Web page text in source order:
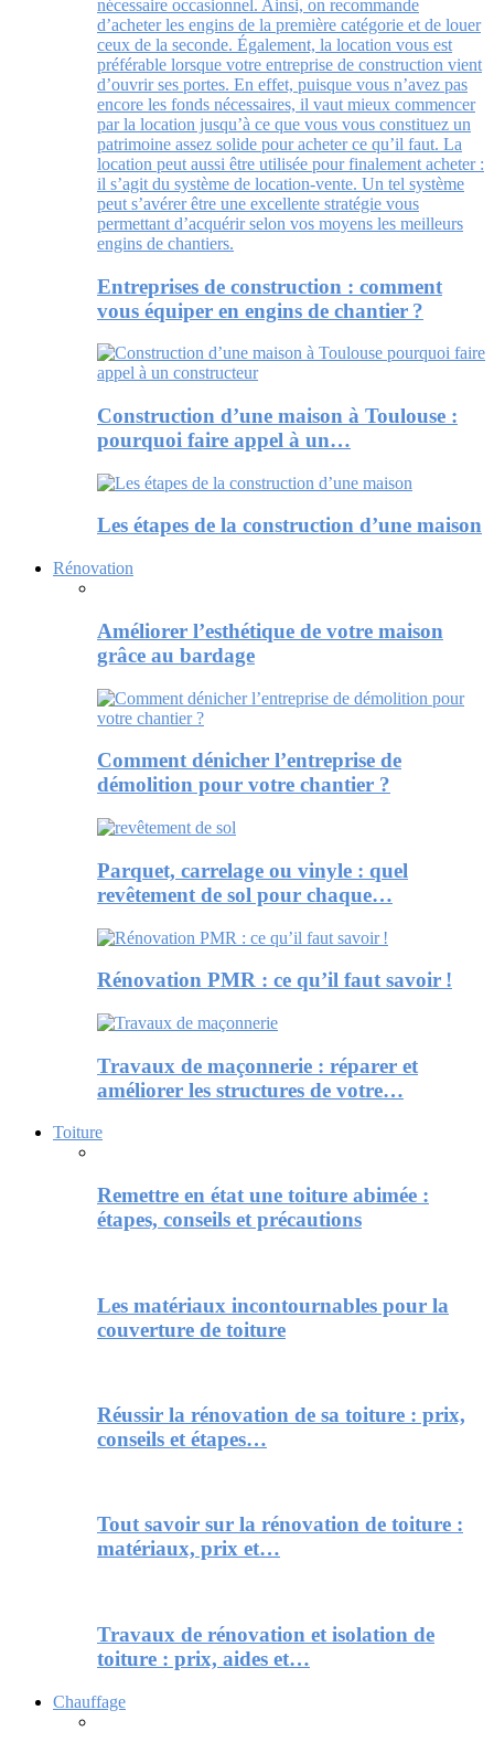
Entreprises de construction : comment
vous équiper en engins de chantier ?
Construction d’une maison à Toulouse :
pourquoi faire appel à un…
Les étapes de la construction d’une maison
Rénovation
Améliorer l’esthétique de votre maison
grâce au bardage
Comment dénicher l’entreprise de
démolition pour votre chantier ?
Parquet, carrelage ou vinyle : quel
revêtement de sol pour chaque…
Rénovation PMR : ce qu’il faut savoir !
Travaux de maçonnerie : réparer et
améliorer les structures de votre…
Toiture
Remettre en état une toiture abimée :
étapes, conseils et précautions
Les matériaux incontournables pour la
couverture de toiture
Réussir la rénovation de sa toiture : prix,
conseils et étapes…
Tout savoir sur la rénovation de toiture :
matériaux, prix et…
Travaux de rénovation et isolation de
toiture : prix, aides et…
Chauffage